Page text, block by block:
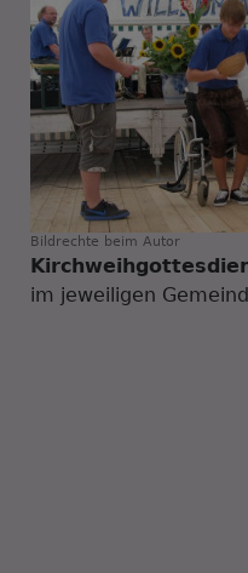
Bildrechte beim Autor
im jeweiligen